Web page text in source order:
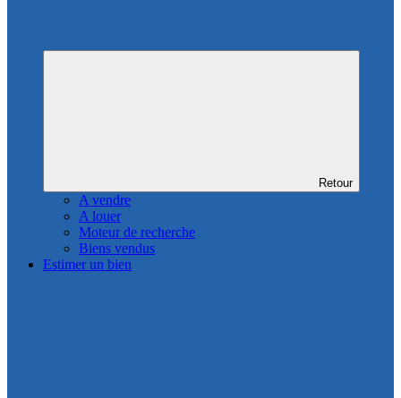
Retour
A vendre
A louer
Moteur de recherche
Biens vendus
Estimer un bien